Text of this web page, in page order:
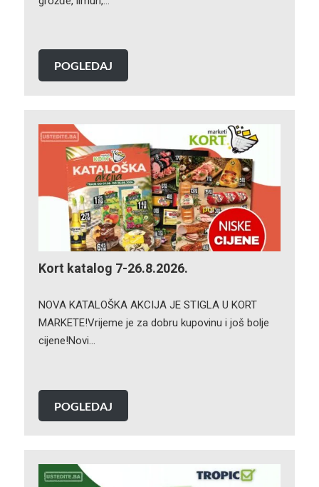
POGLEDAJ
Kort katalog 7-26.8.2026.
NOVA KATALOŠKA AKCIJA JE STIGLA U KORT
MARKETE!Vrijeme je za dobru kupovinu i još bolje
cijene!Novi…
POGLEDAJ